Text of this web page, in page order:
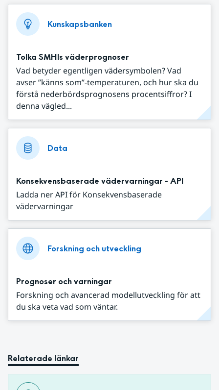
Kunskapsbanken
Tolka SMHIs väderprognoser
Vad betyder egentligen vädersymbolen? Vad
avser ”känns som”-temperaturen, och hur ska du
förstå nederbördsprognosens procentsiffror? I
denna vägled...
Data
Konsekvensbaserade vädervarningar - API
Ladda ner API för Konsekvensbaserade
vädervarningar
Forskning och utveckling
Prognoser och varningar
Forskning och avancerad modellutveckling för att
du ska veta vad som väntar.
Relaterade länkar